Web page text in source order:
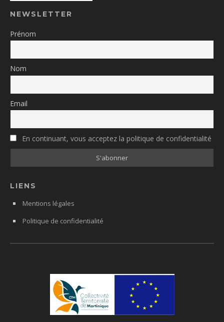
NEWSLETTER
Prénom
Nom
Email
En continuant, vous acceptez la politique de confidentialité
LIENS
Mentions légales
Politique de confidentialité